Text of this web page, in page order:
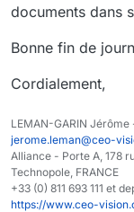
documents dans
Bonne fin de
Cordialement,
LEMAN-GARIN Jérôme
jerome.leman@ceo-
Alliance - Porte A, 178
Technopole, FRANCE
+33 (0) 811 693 111 et
https://www.ceo-